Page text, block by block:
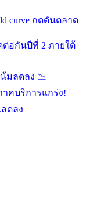
curve กดดันตลาด
อกันปีที่ 2 ภายใต้
มลดลง 📉
คบริการแกร่ง!
ดลง